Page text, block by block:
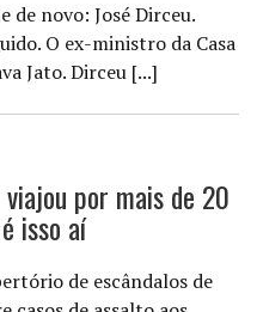
de novo: José Dirceu.
O ex-ministro da Casa
Jato. Dirceu [...]
por mais de 20
isso aí
de escândalos de